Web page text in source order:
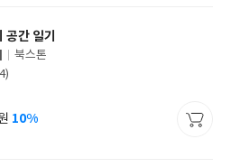
공간 일기
북스톤
10%